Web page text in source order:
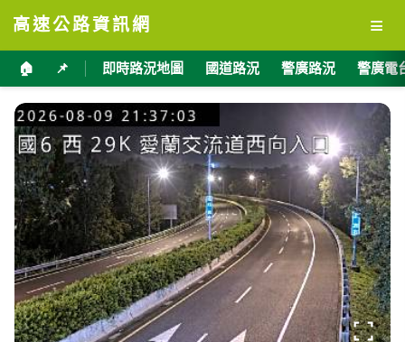
高速公路資訊網 ≡
🏠 📌 即時路況地圖 國道路況 警廣路況 警廣電